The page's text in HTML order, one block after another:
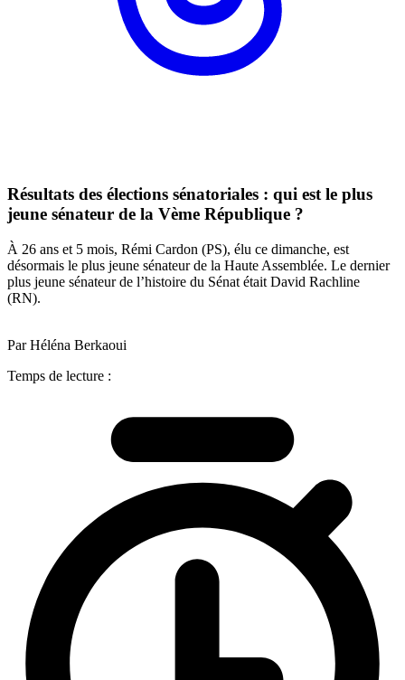
Résultats des élections sénatoriales : qui est le plus
jeune sénateur de la Vème République ?
À 26 ans et 5 mois, Rémi Cardon (PS), élu ce dimanche, est
désormais le plus jeune sénateur de la Haute Assemblée. Le dernier
plus jeune sénateur de l’histoire du Sénat était David Rachline
(RN).
Par Héléna Berkaoui
Temps de lecture :